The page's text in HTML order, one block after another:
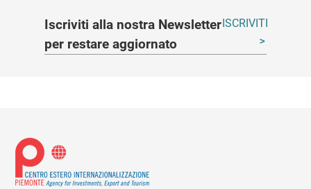
Iscriviti alla nostra Newsletter
per restare aggiornato
ISCRIVITI